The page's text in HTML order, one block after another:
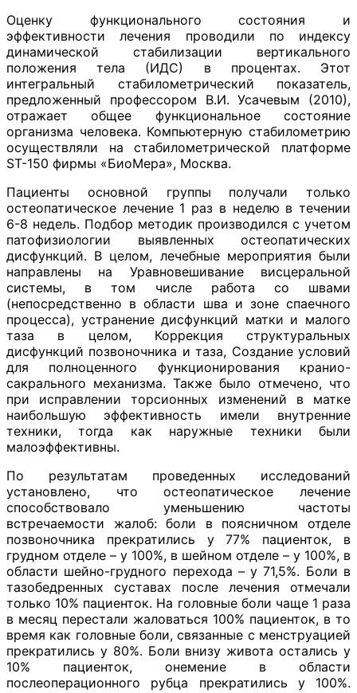
Оценку функционального состояния и
эффективности лечения проводили по индексу
динамической стабилизации вертикального
положения тела (ИДС) в процентах. Этот
интегральный стабилометрический показатель,
предложенный профессором В.И. Усачевым (2010),
отражает общее функциональное состояние
организма человека. Компьютерную стабилометрию
осуществляли на стабилометрической платформе
ST-150 фирмы «БиоМера», Москва.
Пациенты основной группы получали только
остеопатическое лечение 1 раз в неделю в течении
6-8 недель. Подбор методик производился с учетом
патофизиологии выявленных остеопатических
дисфункций. В целом, лечебные мероприятия были
направлены на Уравновешивание висцеральной
системы, в том числе работа со швами
(непосредственно в области шва и зоне спаечного
процесса), устранение дисфункций матки и малого
таза в целом, Коррекция структуральных
дисфункций позвоночника и таза, Создание условий
для полноценного функционирования кранио-
сакрального механизма. Также было отмечено, что
при исправлении торсионных изменений в матке
наибольшую эффективность имели внутренние
техники, тогда как наружные техники были
малоэффективны.
По результатам проведенных исследований
установлено, что остеопатическое лечение
способствовало уменьшению частоты
встречаемости жалоб: боли в поясничном отделе
позвоночника прекратились у 77% пациенток, в
грудном отделе – у 100%, в шейном отделе – у 100%, в
области шейно-грудного перехода – у 71,5%. Боли в
тазобедренных суставах после лечения отмечали
только 10% пациенток. На головные боли чаще 1 раза
в месяц перестали жаловаться 100% пациенток, в то
время как головные боли, связанные с менструацией
прекратились у 80%. Боли внизу живота остались у
10% пациенток, онемение в области
послеоперационного рубца прекратились у 100%.